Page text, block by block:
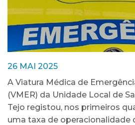
26 MAI 2025
A Viatura Médica de
(VMER) da Unidade Local de
Tejo registou, nos primeiros
uma taxa de operacionalidade